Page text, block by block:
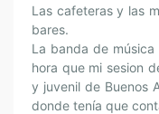
Las cafeteras y las
bares.
La banda de
hora que mi sesion
y juvenil de Buenos
donde tenía que